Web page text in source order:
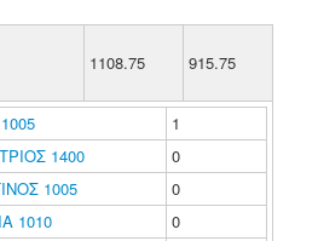
1108.75 915.75
1
1400
0
1005
0
1010
0